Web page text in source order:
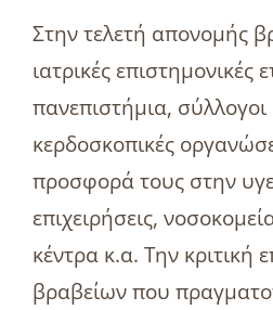
Στην τελετή απονομής
ιατρικές επιστημονικές
πανεπιστήμια,
κερδοσκοπικές
προσφορά τους στην
επιχειρήσεις,
κέντρα κ.α. Την κριτική
βραβείων που